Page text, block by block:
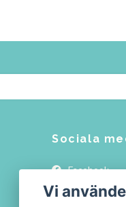
Sociala
Facebook
Instagram
Vi